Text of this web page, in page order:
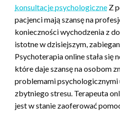
konsultacje psychologiczne Z
pacjenci mają szansę na
konieczności wychodzenia z
istotne w dzisiejszym,
Psychoterapia online stała się
które daje szansę na osobom
problemami psychologicznymi
zbytniego stresu. Terapeuta
jest w stanie zaoferować